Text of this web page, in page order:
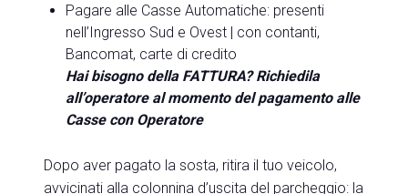
Pagare alle Casse Automatiche: presenti
nell’Ingresso Sud e Ovest | con contanti,
Bancomat, carte di credito
Hai bisogno della FATTURA? Richiedila
all’operatore al momento del pagamento alle
Casse con Operatore
Dopo aver pagato la sosta, ritira il tuo veicolo,
avvicinati alla colonnina d’uscita del parcheggio: la